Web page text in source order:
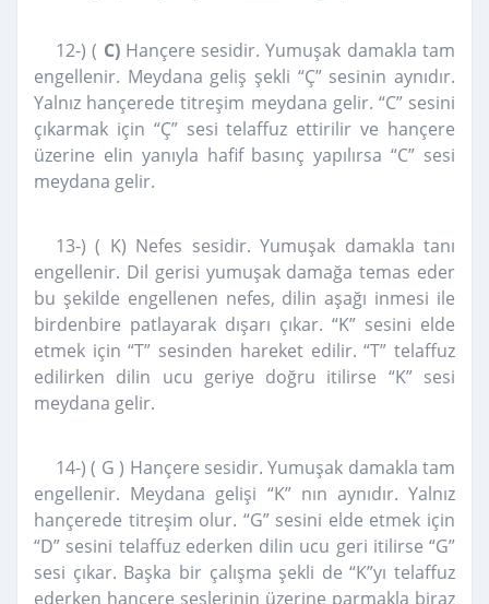
12-) ( C) Hançere sesidir. Yumuşak damakla tam
engellenir. Meydana geliş şekli “Ç” sesinin aynıdır.
Yalnız hançerede titreşim meydana gelir. “C” sesini
çıkarmak için “Ç” sesi telaffuz ettirilir ve hançere
üzerine elin yanıyla hafif basınç yapılırsa “C” sesi
meydana gelir.
13-) ( K) Nefes sesidir. Yumuşak damakla tanı
engellenir. Dil gerisi yumuşak damağa temas eder
bu şekilde engellenen nefes, dilin aşağı inmesi ile
birdenbire patlayarak dışarı çıkar. “K” sesini elde
etmek için “T” sesinden hareket edilir. “T” telaffuz
edilirken dilin ucu geriye doğru itilirse “K” sesi
meydana gelir.
14-) ( G ) Hançere sesidir. Yumuşak damakla tam
engellenir. Meydana gelişi “K” nın aynıdır. Yalnız
hançerede titreşim olur. “G” sesini elde etmek için
“D” sesini telaffuz ederken dilin ucu geri itilirse “G”
sesi çıkar. Başka bir çalışma şekli de “K”yı telaffuz
ederken hançere seslerinin üzerine parmakla biraz